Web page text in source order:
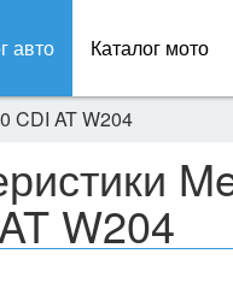
авто Каталог мото
CDI AT W204
AT W204